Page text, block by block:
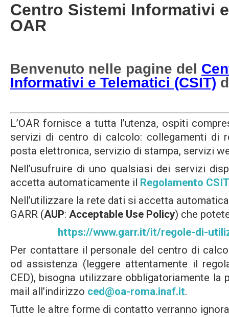
Centro Sistemi Informativi
OAR
Benvenuto nelle pagine del
Informativi e Telematici (CSIT)
L’OAR fornisce a tutta l’utenza, ospiti
servizi di centro di calcolo: collegamenti di
posta elettronica, servizio di stampa, servizi
Nell’usufruire di uno qualsiasi dei servizi
accetta automaticamente il Regolamento CSIT
Nell’utilizzare la rete dati si accetta
GARR (AUP: Acceptable Use Policy) che
https://www.garr.it/it/regole-di-
Per contattare il personale del centro di
od assistenza (leggere attentamente il
CED), bisogna utilizzare obbligatoriamente la
mail all’indirizzo ced@oa-roma.inaf.it.
Tutte le altre forme di contatto verranno